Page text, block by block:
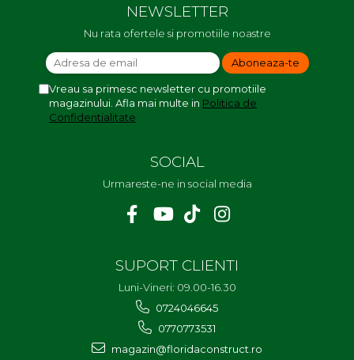
NEWSLETTER
Nu rata ofertele si promotiile noastre
Vreau sa primesc newsletter cu promotiile
magazinului. Afla mai multe in Politica de
Confidentialitate
SOCIAL
Urmareste-ne in social media
SUPORT CLIENTI
Luni-Vineri: 09.00-16.30
0724046645
0770773531
magazin@floridaconstruct.ro